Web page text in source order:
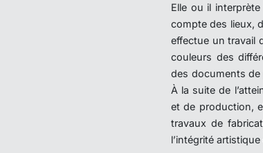
Elle ou il
compte des lieux,
effectue un travail
couleurs des
des documents
À la suite de
et de production,
travaux de
l’intégrité